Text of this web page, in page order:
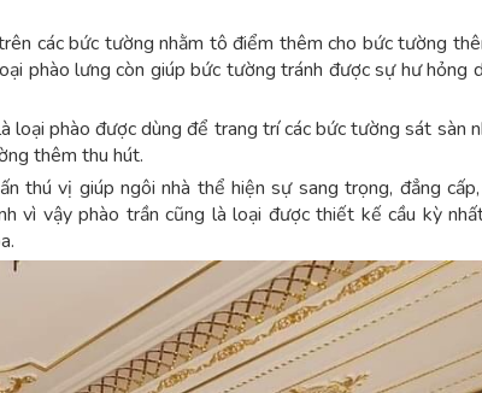
các bức tường nhằm tô điểm thêm cho bức tường
phào lưng còn giúp bức tường tránh được sự hư hỏng
loại phào được dùng để trang trí các bức tường sát sàn
thêm thu hút.
thú vị giúp ngôi nhà thể hiện sự sang trọng, đẳng
vì vậy phào trần cũng là loại được thiết kế cầu kỳ